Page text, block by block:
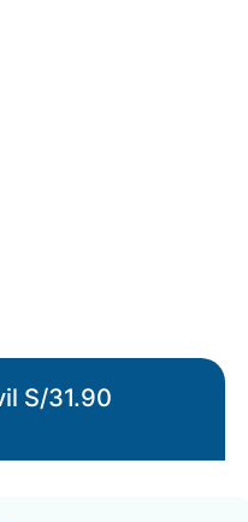
S/31.90